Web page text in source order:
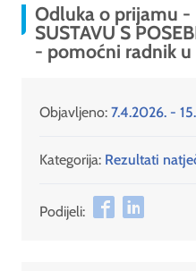
Odluka o prijamu -
SUSTAVU S
- pomoćni radnik
Objavljeno: 7.4.2026. -
Kategorija: Rezultati
Podijeli: